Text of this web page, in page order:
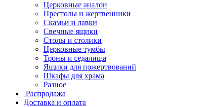
Церковные аналои
Престолы и жертвенники
Скамьи и лавки
Свечные ящики
Столы и столики
Церковные тумбы
Троны и седалища
Ящики для пожертвований
Шкафы для храма
Разное
Распродажа
Доставка и оплата